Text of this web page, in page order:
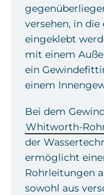
versehen, in die
eingeklebt
mit einem
ein
einem
Bei dem
Whitworth-
der
ermöglicht
Rohrleitungen
sowohl aus